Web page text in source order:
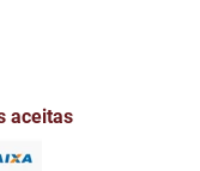
aceitas